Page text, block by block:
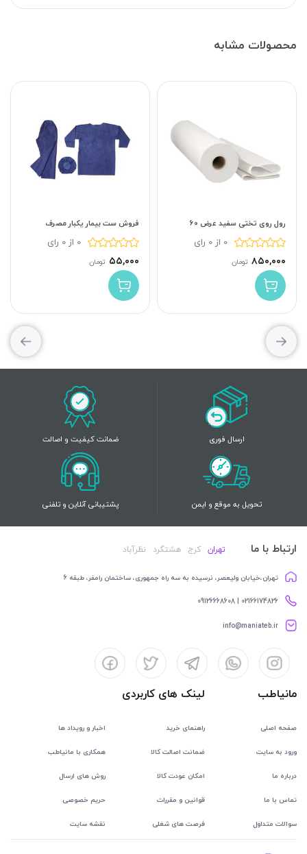
محصولات مشابه
رول روی تختی سفید عرض 60
0 از 0 رای
۸۵۰,۰۰۰ تومان
فروش ست بیمار یکبار مصرف
0 از 0 رای
۵۵,۰۰۰ تومان
ارسال فوری ضمانت کیفیت و اصالت
تحویل به موقع و ایمن پشتیبانی آنلاین و تلفنی
ارتباط با ما تهران کرج هشتگرد نظرآباد
تهران،خیابان ولیعصر، نرسیده به سه راه جمهوری، ساختمان رامفر، طبقه 6
02166174826 | 09126668608
info@maniateb.ir
مانیاطب
صفحه اصلی
ورود به سایت
درباره ما
تماس با ما
سوالات متداول
لینک های کاربردی
راهنمای خرید اخبار و رویداد ها
ضمانت اصالت کالا همکاری با مانیاطب
امکان عودت کالا روش های ارسال
قوانین و مقررات حریم خصوصی
فرصت های شغلی نقشه سایت